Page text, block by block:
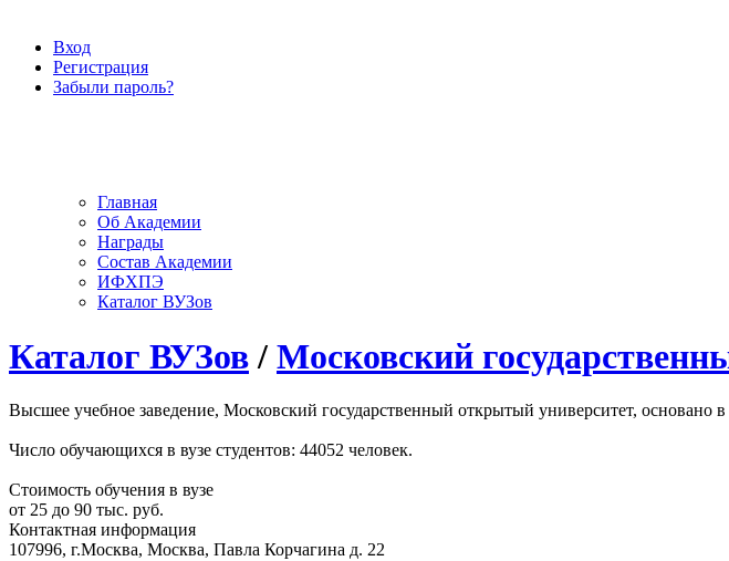
Вход
Регистрация
Забыли пароль?
Главная
Об Академии
Награды
Состав Академии
ИФХПЭ
Каталог ВУЗов
Каталог ВУЗов / Московский
Высшее учебное заведение, Московский государственный открытый университет, основано
Число обучающихся в вузе студентов: 44052 человек.
Стоимость обучения в вузе
от 25 до 90 тыс. руб.
Контактная информация
107996, г.Москва, Москва, Павла Корчагина д. 22